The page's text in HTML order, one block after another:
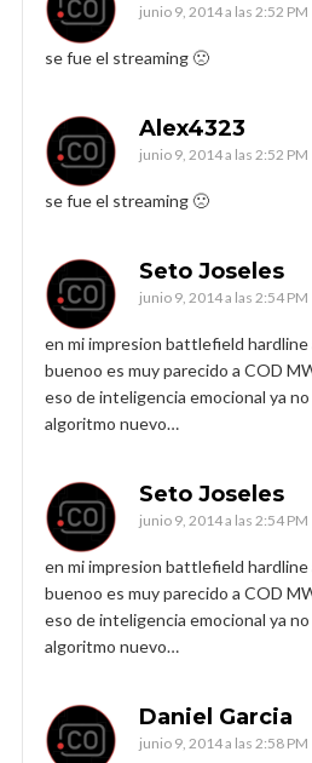
junio 9, 2014 a las 2:52 PM
se fue el streaming 🙁
Alex4323
junio 9, 2014 a las 2:52 PM
se fue el streaming 🙁
Seto Joseles
junio 9, 2014 a las 2:54 PM
en mi impresion battlefield hardline
buenoo es muy parecido a COD
eso de inteligencia emocional ya
algoritmo nuevo…
Seto Joseles
junio 9, 2014 a las 2:54 PM
en mi impresion battlefield hardline
buenoo es muy parecido a COD
eso de inteligencia emocional ya
algoritmo nuevo…
Daniel Garcia
junio 9, 2014 a las 2:58 PM